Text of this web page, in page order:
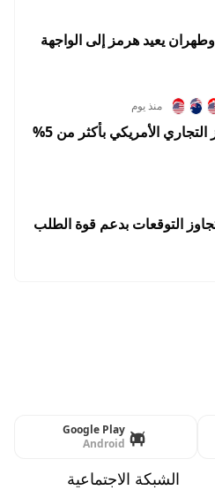
يعيد هرمز إلى الواجهة
منذ يوم
هبوط الواردات يقلّص العجز التجاري الأمريكي بأكثر من 5%
التوقعات بدعم قوة الطلب
Google Play
Android
الشبكة الاجتماعية